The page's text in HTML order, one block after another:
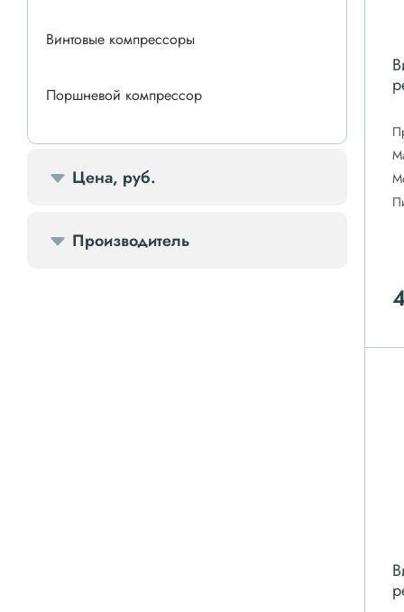
Винтовые компрессоры
Поршневой компрессор
Спиральные компрессоры
Цена, руб.
Производитель